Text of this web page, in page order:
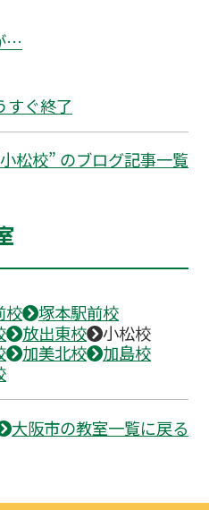
…
すぐ終了
松校” のブログ記事一覧
校
塚本駅前校
放出東校
小松校
加美北校
加島校
大阪市の教室一覧に戻る